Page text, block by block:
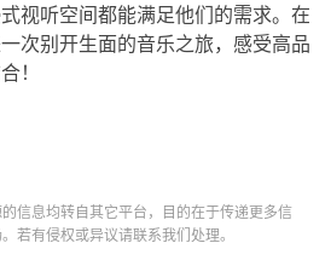
视听空间都能满足他们的需求。在
次别开生面的音乐之旅，感受高品
！
信息均转自其它平台，目的在于传递更多信
若有侵权或异议请联系我们处理。